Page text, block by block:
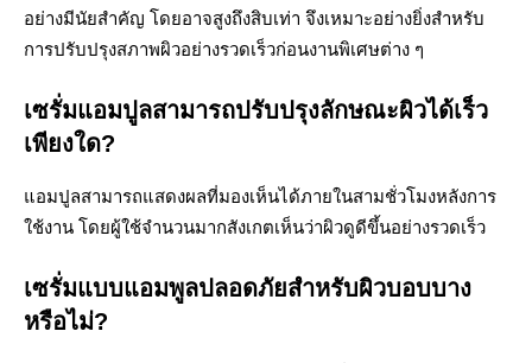
อย่างมีนัยสำคัญ โดยอาจสูงถึงสิบเท่า จึงเหมาะอย่างยิ่งสำหรับ
การปรับปรุงสภาพผิวอย่างรวดเร็วก่อนงานพิเศษต่าง ๆ
เซรั่มแอมปูลสามารถปรับปรุงลักษณะผิวได้เร็ว
เพียงใด?
แอมปูลสามารถแสดงผลที่มองเห็นได้ภายในสามชั่วโมงหลังการ
ใช้งาน โดยผู้ใช้จำนวนมากสังเกตเห็นว่าผิวดูดีขึ้นอย่างรวดเร็ว
เซรั่มแบบแอมพูลปลอดภัยสำหรับผิวบอบบาง
หรือไม่?